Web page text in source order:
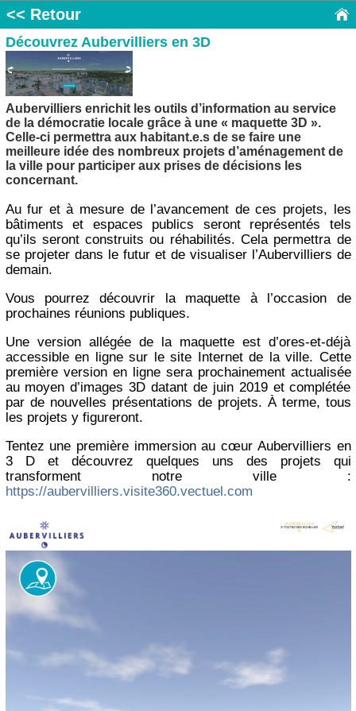
<< Retour
Découvrez Aubervilliers en 3D
Aubervilliers enrichit les outils d’information au service
de la démocratie locale grâce à une « maquette 3D ».
Celle-ci permettra aux habitant.e.s de se faire une
meilleure idée des nombreux projets d’aménagement de
la ville pour participer aux prises de décisions les
concernant.
Au fur et à mesure de l’avancement de ces projets, les
bâtiments et espaces publics seront représentés tels
qu’ils seront construits ou réhabilités. Cela permettra de
se projeter dans le futur et de visualiser l’Aubervilliers de
demain.
Vous pourrez découvrir la maquette à l’occasion de
prochaines réunions publiques.
Une version allégée de la maquette est d’ores-et-déjà
accessible en ligne sur le site Internet de la ville. Cette
première version en ligne sera prochainement actualisée
au moyen d’images 3D datant de juin 2019 et complétée
par de nouvelles présentations de projets. À terme, tous
les projets y figureront.
Tentez une première immersion au cœur Aubervilliers en
3 D et découvrez quelques uns des projets qui
transforment notre ville :
https://aubervilliers.visite360.vectuel.com